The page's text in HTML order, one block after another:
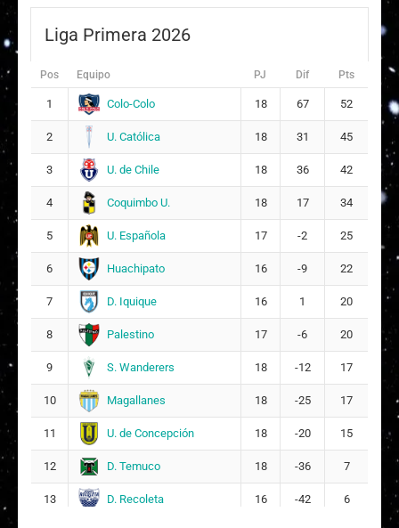
9
V Valentina Ignacia Bruna Lorca
Antonia Belén López Olivares
17
Liga Primera 2026
Pos Equipo PJ Dif Pts
1 Colo-Colo 18 67 52
2 U. Católica 18 31 45
3 U. de Chile 18 36 42
4 Coquimbo U. 18 17 34
5 U. Española 17 -2 25
6 Huachipato 16 -9 22
7 D. Iquique 16 1 20
8 Palestino 17 -6 20
9 S. Wanderers 18 -12 17
10 Magallanes 18 -25 17
11 U. de Concepción 18 -20 15
12 D. Temuco 18 -36 7
13 D. Recoleta 16 -42 6